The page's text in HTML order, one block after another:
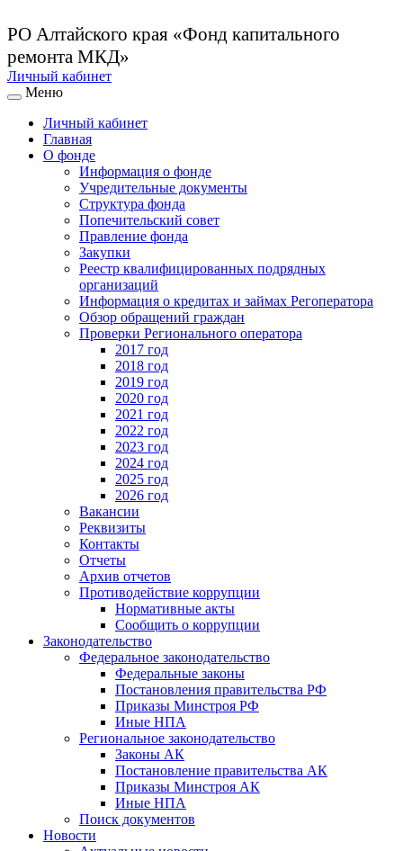
РО Алтайского края «Фонд капитального
ремонта МКД»
Личный кабинет
Меню
Личный кабинет
Главная
О фонде
Информация о фонде
Учредительные документы
Структура фонда
Попечительский совет
Правление фонда
Закупки
Реестр квалифицированных подрядных
организаций
Информация о кредитах и займах Регоператора
Обзор обращений граждан
Проверки Регионального оператора
2017 год
2018 год
2019 год
2020 год
2021 год
2022 год
2023 год
2024 год
2025 год
2026 год
Вакансии
Реквизиты
Контакты
Отчеты
Архив отчетов
Противодействие коррупции
Нормативные акты
Сообщить о коррупции
Законодательство
Федеральное законодательство
Федеральные законы
Постановления правительства РФ
Приказы Минстроя РФ
Иные НПА
Региональное законодательство
Законы АК
Постановление правительства АК
Приказы Минстроя АК
Иные НПА
Поиск документов
Новости